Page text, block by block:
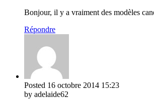
Bonjour, il y a vraiment des modèles
Répondre
Posted 16 octobre 2014 15:23
by adelaide62